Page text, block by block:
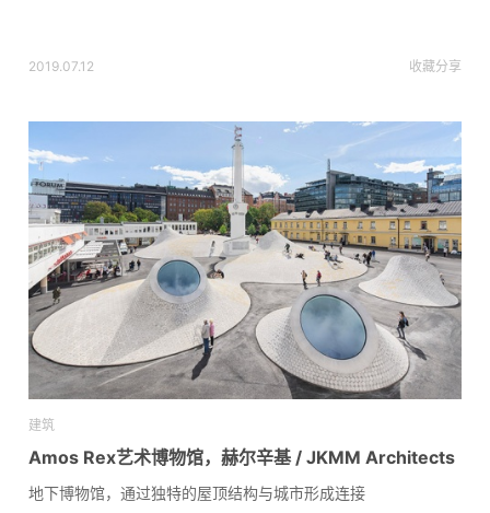
2019.07.12 收藏分享
建筑
Amos Rex艺术博物馆，赫尔辛基 / JKMM Architects
地下博物馆，通过独特的屋顶结构与城市形成连接